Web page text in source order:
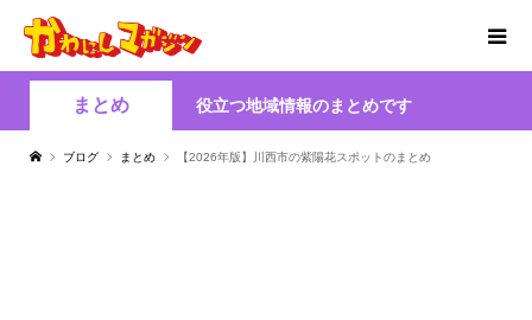
まとめ 役立つ地域情報のまとめです
ブログ まとめ 【2026年版】川西市の紫陽花スポットのまとめ